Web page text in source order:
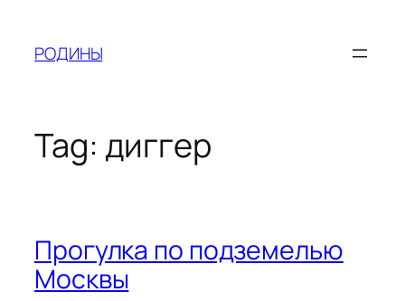
content
РОДИНЫ
Tag: диггер
Прогулка по подземелью
Москвы